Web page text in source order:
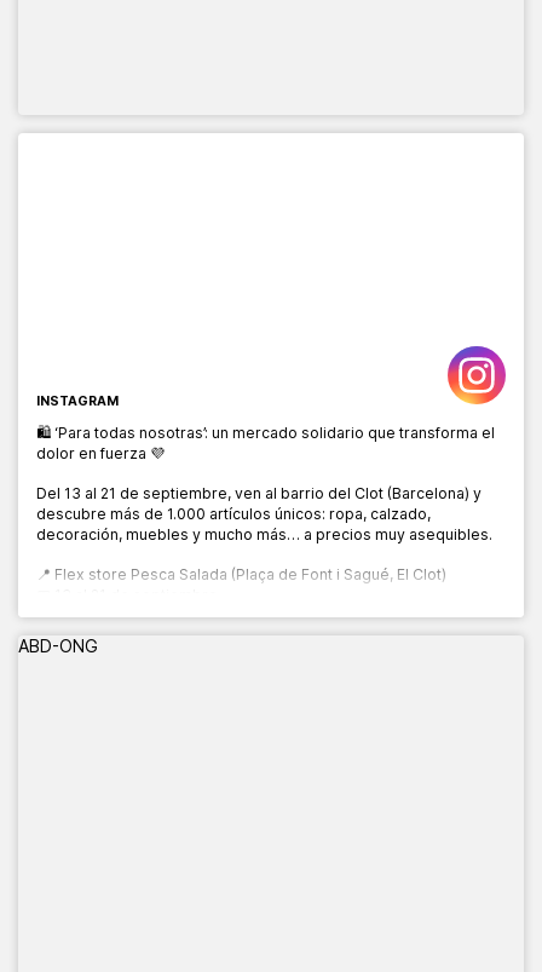
INSTAGRAM
🛍️ ‘Para todas nosotras’: un mercado solidario que transforma el
dolor en fuerza 💜
Del 13 al 21 de septiembre, ven al barrio del Clot (Barcelona) y
descubre más de 1.000 artículos únicos: ropa, calzado,
decoración, muebles y mucho más… a precios muy asequibles.
📍 Flex store Pesca Salada (Plaça de Font i Sagué, El Clot)
🕙 10:00 a 20:00 h
ABD-ONG